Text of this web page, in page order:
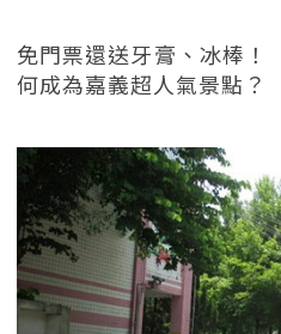
免門票還送牙膏、冰棒！
何成為嘉義超人氣景點？